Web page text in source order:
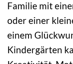
Familie mit
oder einer
einem
Kindergärten